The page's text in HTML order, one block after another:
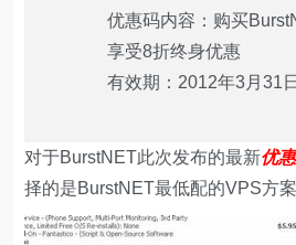
优惠码内容：购买
享受8折终身优惠
有效期：2012年3月31
对于BurstNET此次发布的最新优
择的是BurstNET最低配的VPS方案